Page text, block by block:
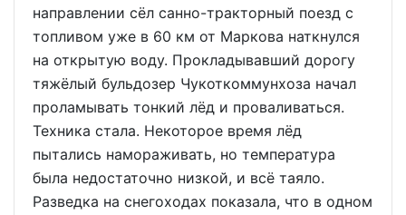
направлении сёл санно-тракторный поезд с
топливом уже в 60 км от Маркова наткнулся
на открытую воду. Прокладывавший дорогу
тяжёлый бульдозер Чукоткоммунхоза начал
проламывать тонкий лёд и проваливаться.
Техника стала. Некоторое время лёд
пытались намораживать, но температура
была недостаточно низкой, и всё таяло.
Разведка на снегоходах показала, что в одном